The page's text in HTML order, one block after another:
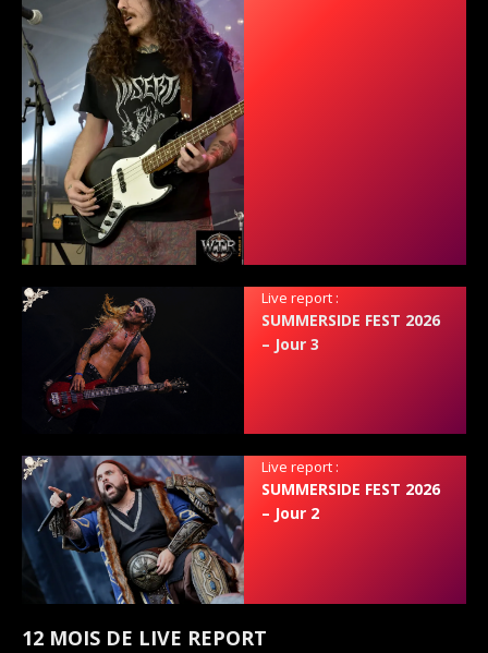
Live report :
SUMMERSIDE FEST 2026
– Jour 3
Live report :
SUMMERSIDE FEST 2026
– Jour 2
12 MOIS DE LIVE REPORT